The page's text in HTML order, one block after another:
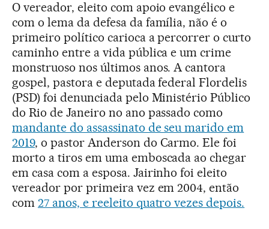
O vereador, eleito com apoio evangélico e
com o lema da defesa da família, não é o
primeiro político carioca a percorrer o curto
caminho entre a vida pública e um crime
monstruoso nos últimos anos. A cantora
gospel, pastora e deputada federal Flordelis
(PSD) foi denunciada pelo Ministério Público
do Rio de Janeiro no ano passado como
mandante do assassinato de seu marido em
2019, o pastor Anderson do Carmo. Ele foi
morto a tiros em uma emboscada ao chegar
em casa com a esposa. Jairinho foi eleito
vereador por primeira vez em 2004, então
com 27 anos, e reeleito quatro vezes depois.